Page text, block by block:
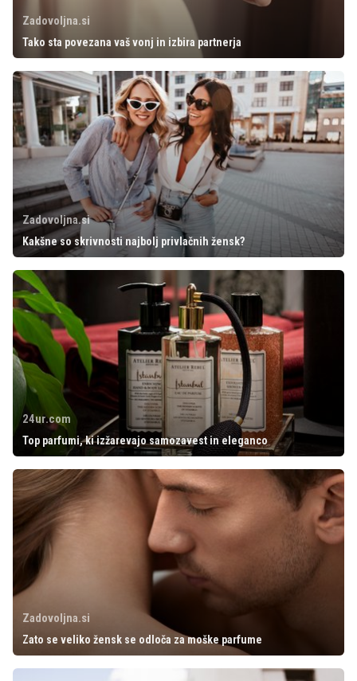
Zadovoljna.si
Tako sta povezana vaš vonj in izbira partnerja
Zadovoljna.si
Kakšne so skrivnosti najbolj privlačnih žensk?
24ur.com
Top parfumi, ki izžarevajo samozavest in eleganco
Zadovoljna.si
Zato se veliko žensk se odloča za moške parfume